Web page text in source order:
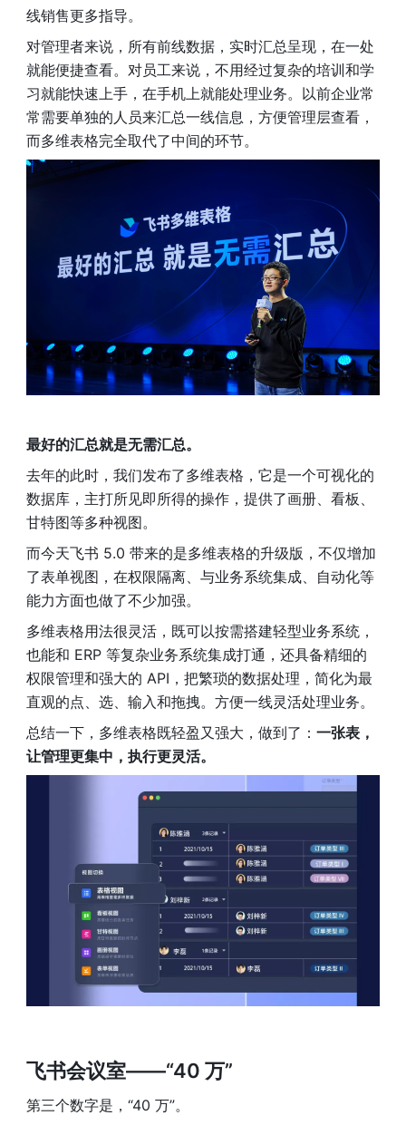
线销售更多指导。
对管理者来说，所有前线数据，实时汇总呈现，在一处
就能便捷查看。对员工来说，不用经过复杂的培训和学
习就能快速上手，在手机上就能处理业务。以前企业常
常需要单独的人员来汇总一线信息，方便管理层查看，
而多维表格完全取代了中间的环节。
最好的汇总就是无需汇总。
去年的此时，我们发布了多维表格，它是一个可视化的
数据库，主打所见即所得的操作，提供了画册、看板、
甘特图等多种视图。
而今天飞书 5.0 带来的是多维表格的升级版，不仅增加
了表单视图，在权限隔离、与业务系统集成、自动化等
能力方面也做了不少加强。
多维表格用法很灵活，既可以按需搭建轻型业务系统，
也能和 ERP 等复杂业务系统集成打通，还具备精细的
权限管理和强大的 API，把繁琐的数据处理，简化为最
直观的点、选、输入和拖拽。方便一线灵活处理业务。
总结一下，多维表格既轻盈又强大，做到了： 一张表，
让管理更集中，执行更灵活。
飞书会议室——“40 万”
第三个数字是，“40 万”。